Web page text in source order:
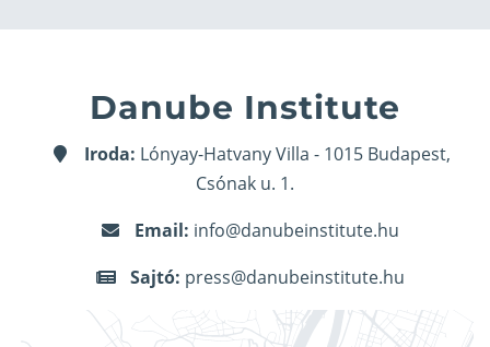
Danube Institute
Iroda: Lónyay-Hatvany Villa - 1015 Budapest,
Csónak u. 1.
Email: info@danubeinstitute.hu
Sajtó: press@danubeinstitute.hu